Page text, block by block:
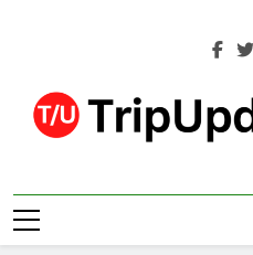
Trip Updates